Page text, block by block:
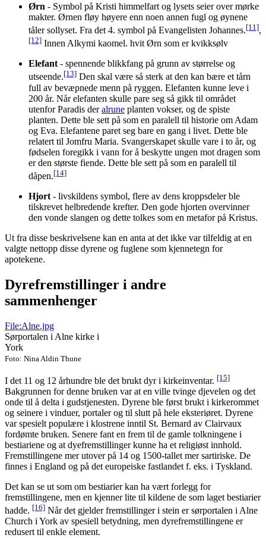
Ørn - Symbol på Kristi himmelfart og lysets seier over mørke
makter. Ørnen fløy høyere enn noen annen fugl og øynene
tåler sollyset. Fra det 4. symbol på Evangelisten Johannes.[11],
[12] Innen Alkymi kaomel. hvit Ørn som er kvikksølv
Elefant - spennende blikkfang på grunn av størrelse og
utseende.[13] Den skal være så sterk at den kan bære et tårn
full av bevæpnede menn på ryggen. Elefanten kunne leve i
200 år. Når elefanten skulle pare seg så gikk til området
utenfor Paradis deralrune planten vokser, og de spiste
planten. Dette ble sett på som en paralell til historie om Adam
og Eva. Elefantene paret seg bare en gang i livet. Dette ble
relatert til Jomfru Maria. Svangerskapet skulle vare i to år, og
fødselen foregikk i vann for å beskytte ungen mot dragen som
er den største fiende. Dette ble sett på som en paralell til
dåpen.[14]
Hjort - livskildens symbol, flere av dens kroppsdeler ble
tilskrevet helbredende krefter. Den gode hjorten overvinner
den vonde slangen og dette tolkes som en metafor på Kristus.
Ut fra disse beskrivelsene kan en anta at det ikke var tilfeldig at en
valgte nettopp disse dyrene og fuglene som kjennetegn for
apotekene.
Dyrefremstillinger i andre
sammenhenger
File:Alne.jpg
Sørportalen i Alne kirke i
York
Foto: Nina Aldin Thune
I det 11 og 12 århundre ble det brukt dyr i kirkeinventar. [15]
Bakgrunnen for denne bruken var at en ville tvinge djevelen og det
onde til å delta i gudstjenesten. Dyrene ble først brukt i kirkerommet
og seinere i vinduer, portaler og til slutt på hele eksteriøret. Dyrene
var spesielt populære i klostrene inntil St. Bernard av Clairvaux
fordømte bruken. Senere fant en frem til de gamle tolkningene i
bestiariene og at dyefremstillinger kunne ha et religiøst innhold.
Fremstillingene mer utover på 14 og 1500-tallet mer sartiriske. De
finnes i England og på det europeiske fastlandet f. eks. i Tyskland.
Det kan se ut som om bestiarier kan ha vært forlegg for
fremstillingene, men en kjenner lite til kildene de som laget bestiarier
hadde. [16] Når det gjelder fremstillinger i stein er sørportalen i Alne
Church i York av spesiell betydning, men dyrefremstillingene er
redusert til enkle element.